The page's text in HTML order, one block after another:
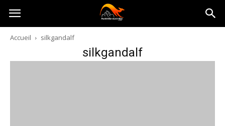
Australia-
australie.com
Accueil silkgandalf
silkgandalf